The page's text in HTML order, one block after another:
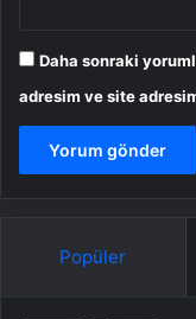
Daha sonraki
adresim ve site
Popüler